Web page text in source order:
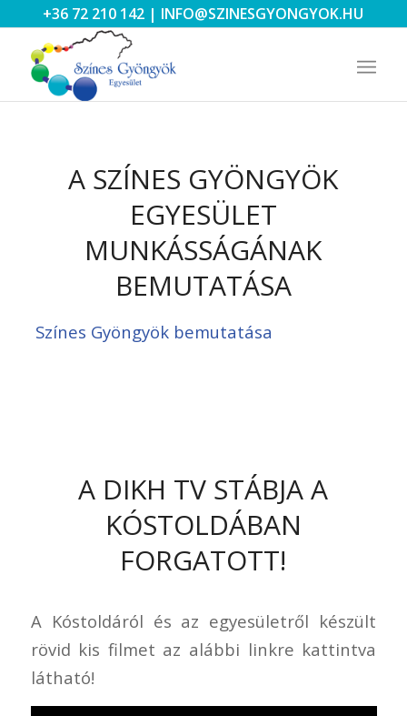
+36 72 210 142 | INFO@SZINESGYONGYOK.HU
A SZÍNES GYÖNGYÖK
EGYESÜLET
MUNKÁSSÁGÁNAK
BEMUTATÁSA
Színes Gyöngyök bemutatása
A DIKH TV STÁBJA A
KÓSTOLDÁBAN
FORGATOTT!
A Kóstoldáról és az egyesületről készült
rövid kis filmet az alábbi linkre kattintva
látható!